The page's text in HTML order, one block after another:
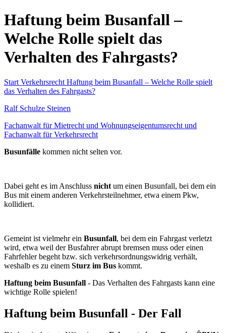
Haftung beim Busanfall –
Welche Rolle spielt das
Verhalten des Fahrgasts?
Start Verkehrsrecht Haftung beim Busanfall – Welche Rolle spielt
das Verhalten des Fahrgasts?
Ralf Schulze Steinen
Fachanwalt für Mietrecht und Wohnungseigentumsrecht und
Fachanwalt für Verkehrsrecht
Busunfälle kommen nicht selten vor.
Dabei geht es im Anschluss nicht um einen Busunfall, bei dem ein
Bus mit einem anderen Verkehrsteilnehmer, etwa einem Pkw,
kollidiert.
Gemeint ist vielmehr ein Busunfall, bei dem ein Fahrgast verletzt
wird, etwa weil der Busfahrer abrupt bremsen muss oder einen
Fahrfehler begeht bzw. sich verkehrsordnungswidrig verhält,
weshalb es zu einem Sturz im Bus kommt.
Haftung beim Busunfall - Das Verhalten des Fahrgasts kann eine
wichtige Rolle spielen!
Haftung beim Busunfall - Der Fall